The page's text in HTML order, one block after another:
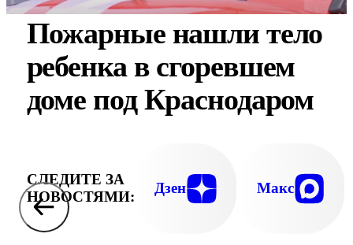
Пожарные нашли тело
ребенка в сгоревшем
доме под Краснодаром
СЛЕДИТЕ ЗА
НОВОСТЯМИ:
Дзен Макс